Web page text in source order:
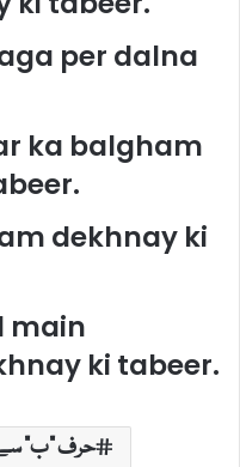
per dalna
ka balgham
dekhnay ki
main
ki tabeer.
حرف "ب" سے